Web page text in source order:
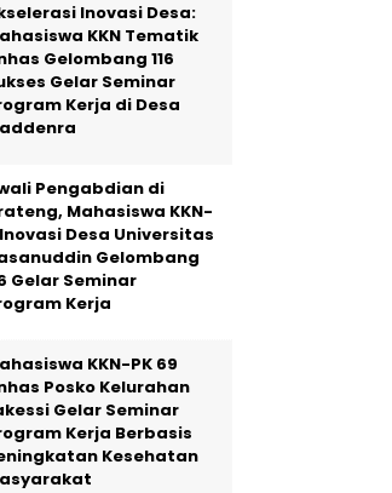
Inovasi Desa:
KKN Tematik
Gelombang 116
Gelar Seminar
Kerja di Desa
Pengabdian di
Mahasiswa KKN-
Desa Universitas
Gelombang
Gelar Seminar
Kerja
KKN-PK 69
Posko Kelurahan
Gelar Seminar
Kerja Berbasis
Kesehatan